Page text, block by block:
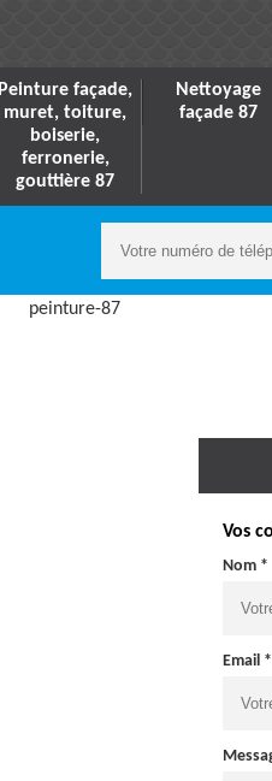
Peinture façade,
muret, toiture,
boiserie,
ferronerie,
gouttière 87
Nettoyage
façade 87
Vos
Nom *
Email *